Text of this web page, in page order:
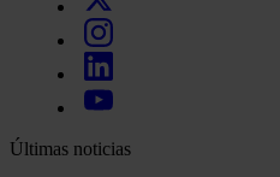
Últimas noticias